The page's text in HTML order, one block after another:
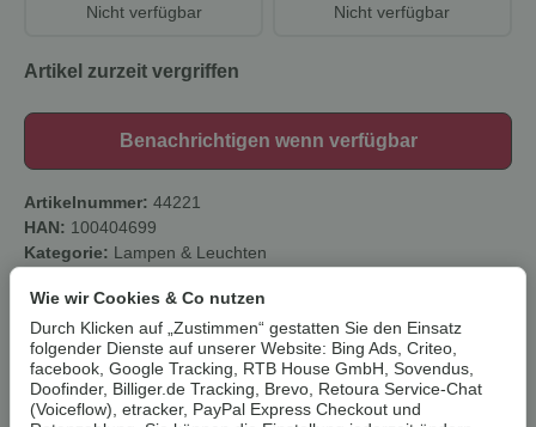
Nicht verfügbar
Nicht verfügbar
Artikel zurzeit vergriffen
Benachrichtigen wenn verfügbar
Artikelnummer: 44221
HAN: 100404699
Kategorie: Lampen & Leuchten
Beschreibung
Um dieUmwelt zu schonen, vermeiden wir aufwendige
Umverpackungen. Wenn immer es möglich ist, versenden wir Ihre
Wie wir Cookies & Co nutzen
Durch Klicken auf „Zustimmen“ gestatten Sie den Einsatz
folgender Dienste auf unserer Website: Bing Ads, Criteo,
facebook, Google Tracking, RTB House GmbH, Sovendus,
Doofinder, Billiger.de Tracking, Brevo, Retoura Service-Chat
(Voiceflow), etracker, PayPal Express Checkout und